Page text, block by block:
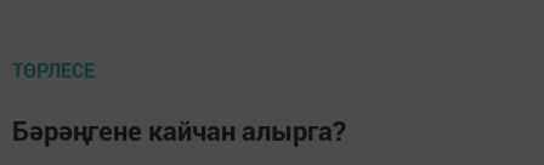
ТӨРЛЕСЕ
Бәрәңгене кайчан алырга?